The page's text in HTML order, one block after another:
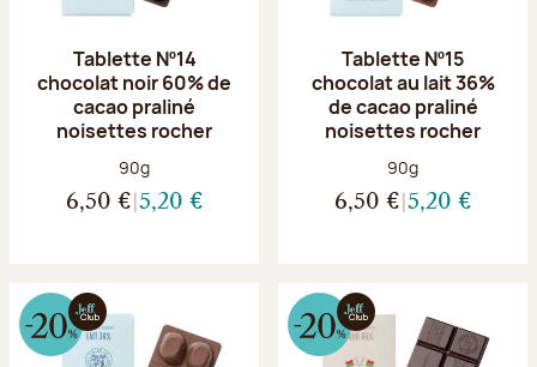
Tablette Nº14
chocolat noir 60% de
cacao praliné
noisettes rocher
Poids net :
90g
6,50 € 5,20 €
Tablette Nº15
chocolat au lait 36%
de cacao praliné
noisettes rocher
Poids net :
90g
6,50 € 5,20 €